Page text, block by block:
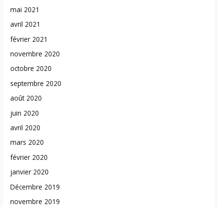
mai 2021
avril 2021
février 2021
novembre 2020
octobre 2020
septembre 2020
août 2020
juin 2020
avril 2020
mars 2020
février 2020
janvier 2020
Décembre 2019
novembre 2019